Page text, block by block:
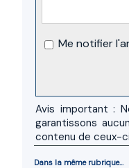
Me notifier
Avis important :
garantissons
contenu de ceux-
Dans la même rubrique...